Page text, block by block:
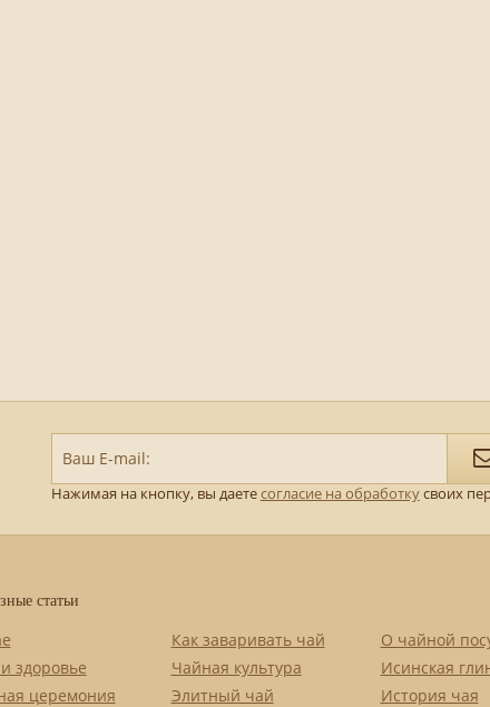
Ваш E-mail:
Нажимая на кнопку, вы даетесогласие на обработкусвоих
статьи
здоровье
церемония
Как заваривать чай
Чайная культура
Элитный чай
О чайной
Исинская
История чая